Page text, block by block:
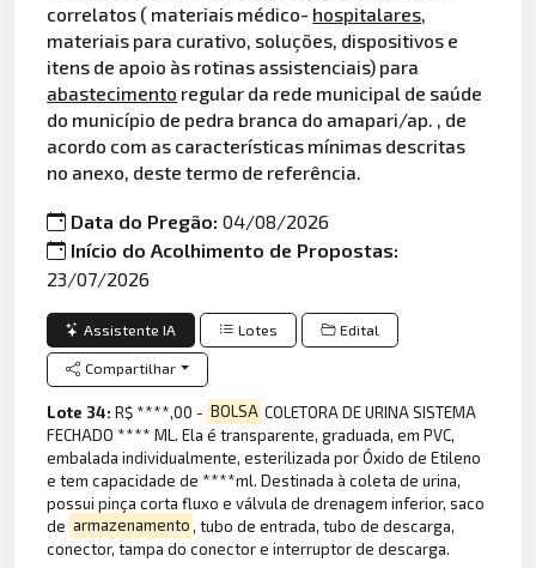
correlatos ( materiais médico- hospitalares,
materiais para curativo, soluções, dispositivos e
itens de apoio às rotinas assistenciais) para
abastecimento regular da rede municipal de saúde
do município de pedra branca do amapari/ap. , de
acordo com as características mínimas descritas
no anexo, deste termo de referência.
Data do Pregão:04/08/2026
Início do Acolhimento de Propostas:
23/07/2026
Assistente IA Lotes Edital
Compartilhar
Lote 34:R$ ****,00 - BOLSA COLETORA DE URINA SISTEMA
FECHADO **** ML. Ela é transparente, graduada, em PVC,
embalada individualmente, esterilizada por Óxido de Etileno
e tem capacidade de ****ml. Destinada à coleta de urina,
possui pinça corta fluxo e válvula de drenagem inferior, saco
de armazenamento, tubo de entrada, tubo de descarga,
conector, tampa do conector e interruptor de descarga.